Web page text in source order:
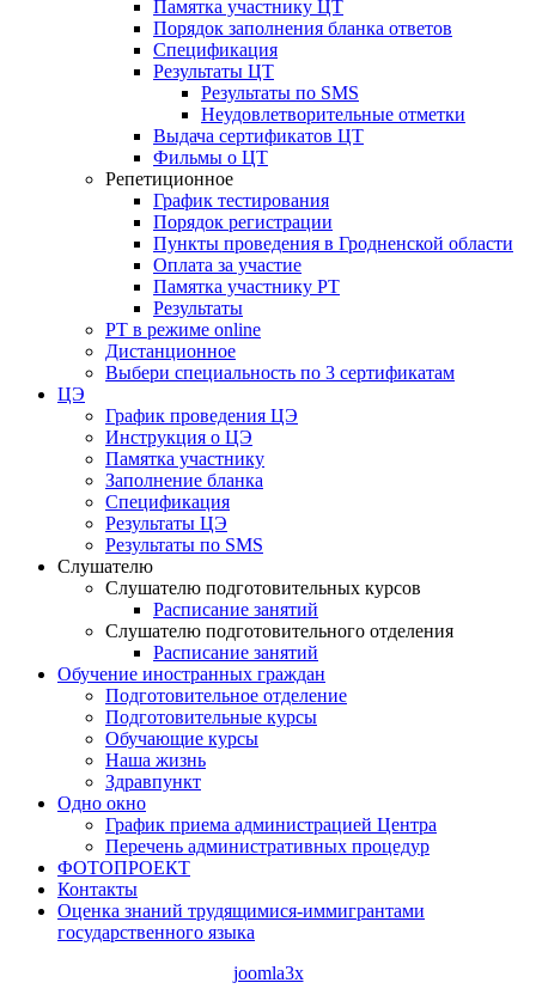
Памятка участнику ЦТ
Порядок заполнения бланка ответов
Спецификация
Результаты ЦТ
Результаты по SMS
Неудовлетворительные отметки
Выдача сертификатов ЦТ
Фильмы о ЦТ
Репетиционное
График тестирования
Порядок регистрации
Пункты проведения в Гродненской области
Оплата за участие
Памятка участнику РТ
Результаты
РТ в режиме online
Дистанционное
Выбери специальность по 3 сертификатам
ЦЭ
График проведения ЦЭ
Инструкция о ЦЭ
Памятка участнику
Заполнение бланка
Спецификация
Результаты ЦЭ
Результаты по SMS
Слушателю
Слушателю подготовительных курсов
Расписание занятий
Слушателю подготовительного отделения
Расписание занятий
Обучение иностранных граждан
Подготовительное отделение
Подготовительные курсы
Обучающие курсы
Наша жизнь
Здравпункт
Одно окно
График приема администрацией Центра
Перечень административных процедур
ФОТОПРОЕКТ
Контакты
Оценка знаний трудящимися-иммигрантами
государственного языка
joomla3x